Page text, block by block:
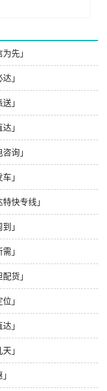
先」
」
」
」
询」
」
快专线」
」
」
货」
」
」
」